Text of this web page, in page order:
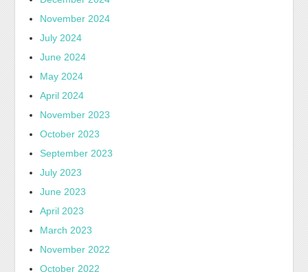
November 2024
July 2024
June 2024
May 2024
April 2024
November 2023
October 2023
September 2023
July 2023
June 2023
April 2023
March 2023
November 2022
October 2022